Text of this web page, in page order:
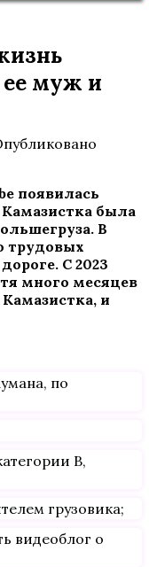
ее муж и
появилась
была
В
трудовых
С 2023
много месяцев
и
по
В,
грузовика;
видеоблог о